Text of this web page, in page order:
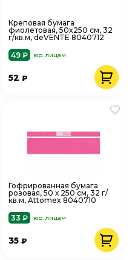
Креповая бумага
фиолетовая, 50x250 см, 32
г/кв.м, deVENTE 8040712
49 ₽
юр. лицам
52₽
Гофрированная бумага
розовая, 50 х 250 см, 32 г/
кв.м, Attomex 8040710
33 ₽
юр. лицам
35₽